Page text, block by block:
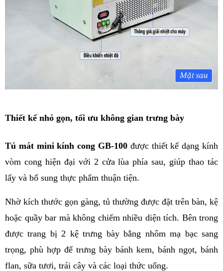
Thiết kế nhỏ gọn, tối ưu không gian trưng bày
Tủ mát mini kính cong GB-100 được thiết kế dạng kính
vòm cong hiện đại với 2 cửa lùa phía sau, giúp thao tác
lấy và bổ sung thực phẩm thuận tiện.
Nhờ kích thước gọn gàng, tủ thường được đặt trên bàn, kệ
hoặc quầy bar mà không chiếm nhiều diện tích. Bên trong
được trang bị 2 kệ trưng bày bằng nhôm mạ bạc sang
trọng, phù hợp để trưng bày bánh kem, bánh ngọt, bánh
flan, sữa tươi, trái cây và các loại thức uống.